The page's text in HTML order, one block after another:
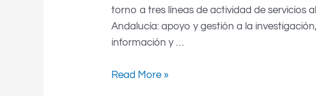
torno a tres líneas de actividad de servicios
Andalucía: apoyo y gestión a la
información y …
Read More »